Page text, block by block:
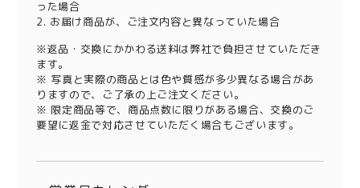
った場合
2. お届け商品が、ご注文内容と異なっていた場合
※返品・交換にかかわる送料は弊社で負担させていただき
ます。
※ 写真と実際の商品とは色や質感が多少異なる場合があ
りますので、ご了承の上ご注文ください。
※ 限定商品等で、商品点数に限りがある場合、交換のご
要望に返金で対応させていただく場合もございます。